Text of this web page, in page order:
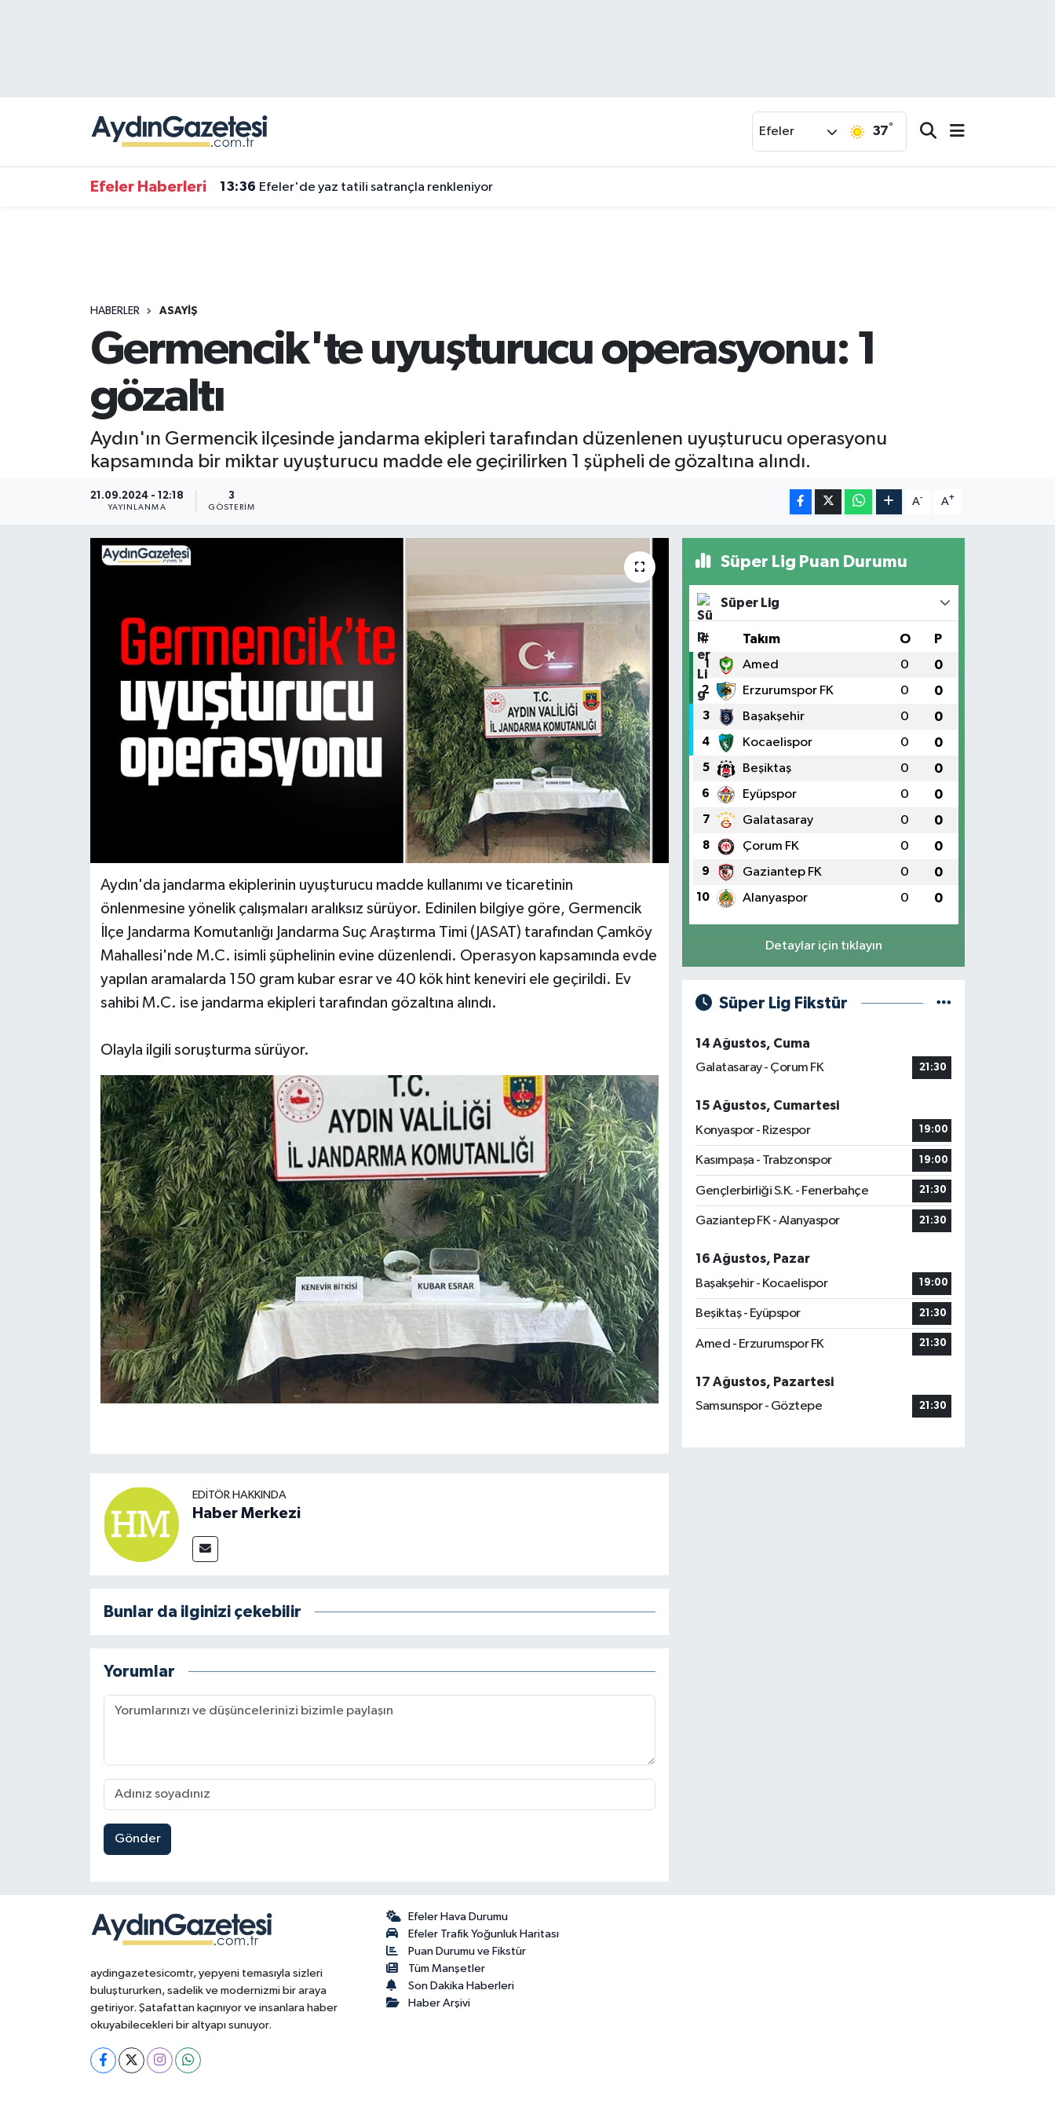
Efeler 37°
Efeler Haberleri 13:36 Efeler'de yaz tatili satrançla renkleniyor
HABERLER ASAYIŞ
Germencik'te uyuşturucu operasyonu: 1
gözaltı
Aydın'ın Germencik ilçesinde jandarma ekipleri tarafından düzenlenen uyuşturucu operasyonu
kapsamında bir miktar uyuşturucu madde ele geçirilirken 1 şüpheli de gözaltına alındı.
21.09.2024 - 12:18
YAYINLANMA
3
GÖSTERIM
A- A+
Aydın'da jandarma ekiplerinin uyuşturucu madde kullanımı ve ticaretinin
önlenmesine yönelik çalışmaları aralıksız sürüyor. Edinilen bilgiye göre, Germencik
İlçe Jandarma Komutanlığı Jandarma Suç Araştırma Timi (JASAT) tarafından Çamköy
Mahallesi'nde M.C. isimli şüphelinin evine düzenlendi. Operasyon kapsamında evde
yapılan aramalarda 150 gram kubar esrar ve 40 kök hint keneviri ele geçirildi. Ev
sahibi M.C. ise jandarma ekipleri tarafından gözaltına alındı.
Olayla ilgili soruşturma sürüyor.
EDITÖR HAKKINDA
Haber Merkezi
Bunlar da ilginizi çekebilir
Yorumlar
Gönder
Süper Lig Puan Durumu
Süper Lig
# Takım O P
1 Amed 0 0
2 Erzurumspor FK 0 0
3 Başakşehir 0 0
4 Kocaelispor 0 0
5 Beşiktaş 0 0
6 Eyüpspor 0 0
7 Galatasaray 0 0
8 Çorum FK 0 0
9 Gaziantep FK 0 0
10 Alanyaspor 0 0
Detaylar için tıklayın
Süper Lig Fikstür
14 Ağustos, Cuma
Galatasaray - Çorum FK
21:30
15 Ağustos, Cumartesi
Konyaspor - Rizespor
19:00
Kasımpaşa - Trabzonspor 19:00
Gençlerbirliği S.K. - Fenerbahçe 21:30
Gaziantep FK - Alanyaspor 21:30
16 Ağustos, Pazar
Başakşehir - Kocaelispor
19:00
Beşiktaş - Eyüpspor 21:30
Amed - Erzurumspor FK 21:30
17 Ağustos, Pazartesi
Samsunspor - Göztepe
21:30
aydingazetesicomtr, yepyeni temasıyla sizleri
buluştururken, sadelik ve modernizmi bir araya
getiriyor. Şatafattan kaçınıyor ve insanlara haber
okuyabilecekleri bir altyapı sunuyor.
Efeler Hava Durumu
Efeler Trafik Yoğunluk Haritası
Puan Durumu ve Fikstür
Tüm Manşetler
Son Dakika Haberleri
Haber Arşivi
Süper Lig Puan Durumu ve Fikstür
Tüm Manşetler